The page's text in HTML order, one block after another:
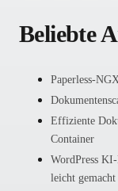
Beliebte
Paperless-
Effiziente
Container
WordPress
leicht gemacht